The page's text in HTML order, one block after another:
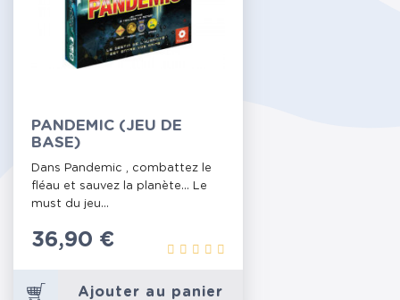
PANDEMIC (JEU DE
BASE)
Dans Pandemic , combattez le
fléau et sauvez la planète... Le
must du jeu...
Prix
36,90 €
Ajouter au panier